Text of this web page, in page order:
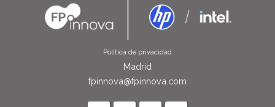
Política de privacidad
Madrid
fpinnova@fpinnova.com